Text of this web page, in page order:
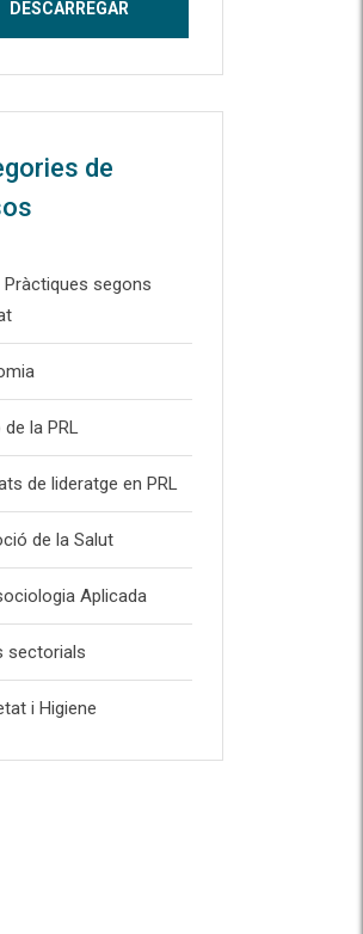
de
Pràctiques segons
la PRL
de lideratge en PRL
de la Salut
Aplicada
sectorials
i Higiene